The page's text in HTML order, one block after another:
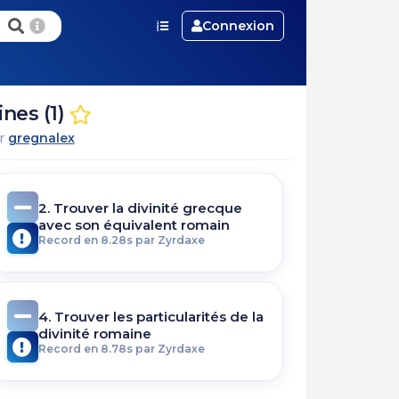
Connexion
(1)
gregnalex
2. Trouver la divinité grecque
avec son équivalent romain
Record en 8.28s par Zyrdaxe
4. Trouver les particularités de la
divinité romaine
Record en 8.78s par Zyrdaxe